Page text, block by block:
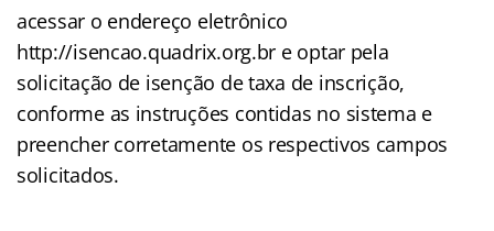
acessar o endereço eletrônico
http://isencao.quadrix.org.br e optar pela
solicitação de isenção de taxa de inscrição,
conforme as instruções contidas no sistema e
preencher corretamente os respectivos campos
solicitados.